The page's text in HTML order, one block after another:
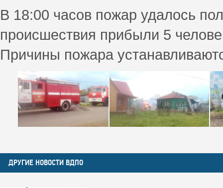
В 18:00 часов пожар удалось
происшествия прибыли 5
Причины пожара
ДРУГИЕ НОВОСТИ ВДПО